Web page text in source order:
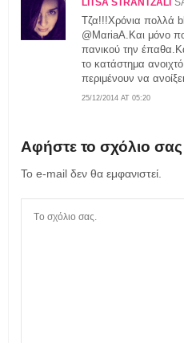
25/12/2014 AT 05:20
Τζα!!!Χρόνια πολλά
@ΜαriaΑ.Και μόνο
πανικού την
το κατάστημα
περιμένουν να
Αφήστε το σχόλιο σας
Το e-mail δεν θα εμφανιστεί.